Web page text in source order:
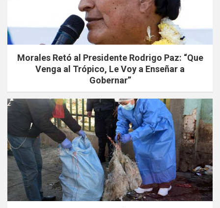
Morales Retó al Presidente Rodrigo Paz: “Que
Venga al Trópico, Le Voy a Enseñar a
Gobernar”